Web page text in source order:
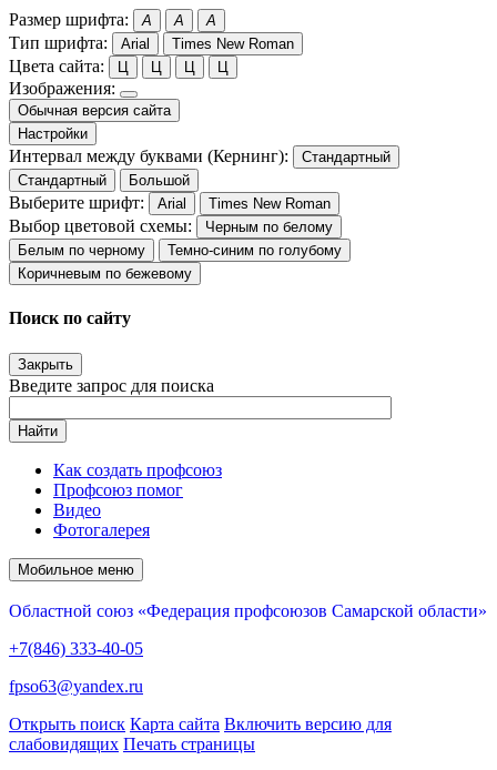
Размер шрифта: A A A
Тип шрифта: Arial Times New Roman
Цвета сайта: Ц Ц Ц Ц
Изображения:
Обычная версия сайта
Настройки
Интервал между буквами (Кернинг):
Стандартный
Стандартный
Большой
Выберите шрифт: Arial Times New Roman
Выбор цветовой схемы:
Черным по белому
Белым по черному
Темно-синим по голубому
Коричневым по бежевому
Поиск по сайту
Закрыть
Введите запрос для поиска
Найти
Как создать профсоюз
Профсоюз помог
Видео
Фотогалерея
Мобильное меню
Областной союз «Федерация профсоюзов Самарской области»
+7(846) 333-40-05
fpso63@yandex.ru
Открыть поиск Карта сайта Включить версию для
слабовидящих Печать страницы